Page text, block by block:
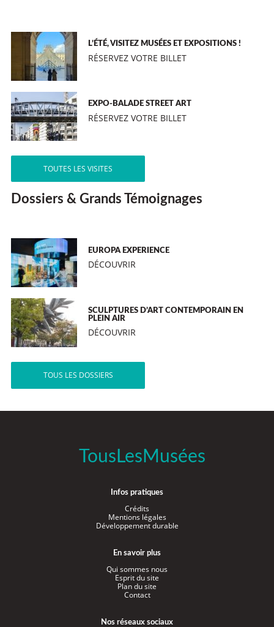
L’ÉTÉ, VISITEZ MUSÉES ET EXPOSITIONS !
RÉSERVEZ VOTRE BILLET
EXPO-BALADE STREET ART
RÉSERVEZ VOTRE BILLET
TOUTES LES VISITES
Dossiers & Grands Témoignages
EUROPA EXPERIENCE
DÉCOUVRIR
SCULPTURES D’ART CONTEMPORAIN EN
PLEIN AIR
DÉCOUVRIR
TOUS LES DOSSIERS
TousLesMusées
Infos pratiques
Crédits
Mentions légales
Développement durable
En savoir plus
Qui sommes nous
Esprit du site
Plan du site
Contact
Nos réseaux sociaux